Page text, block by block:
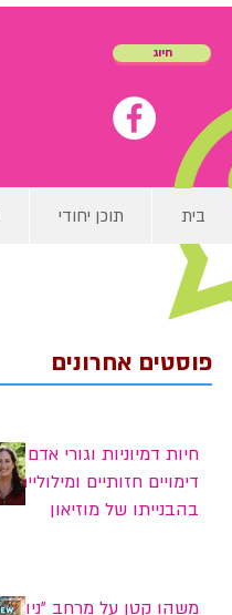
חיוג
תוכן יחודי בית
פוסטים אחרונים
חיות דמיוניות וגורי אדם -
דימויים חזותיים ומילוליים
בהבנייתו של מוזיאון
משהו קטן על מרחב "ניו"